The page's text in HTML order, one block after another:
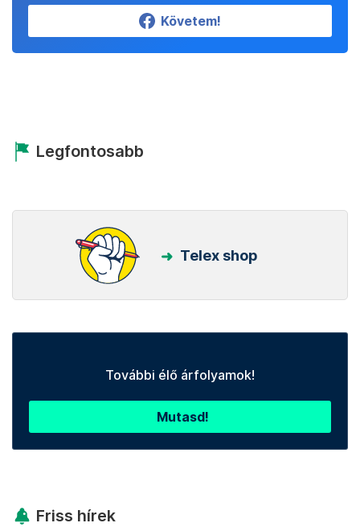
Követem!
Legfontosabb
Telex shop
További élő árfolyamok!
Mutasd!
Friss hírek